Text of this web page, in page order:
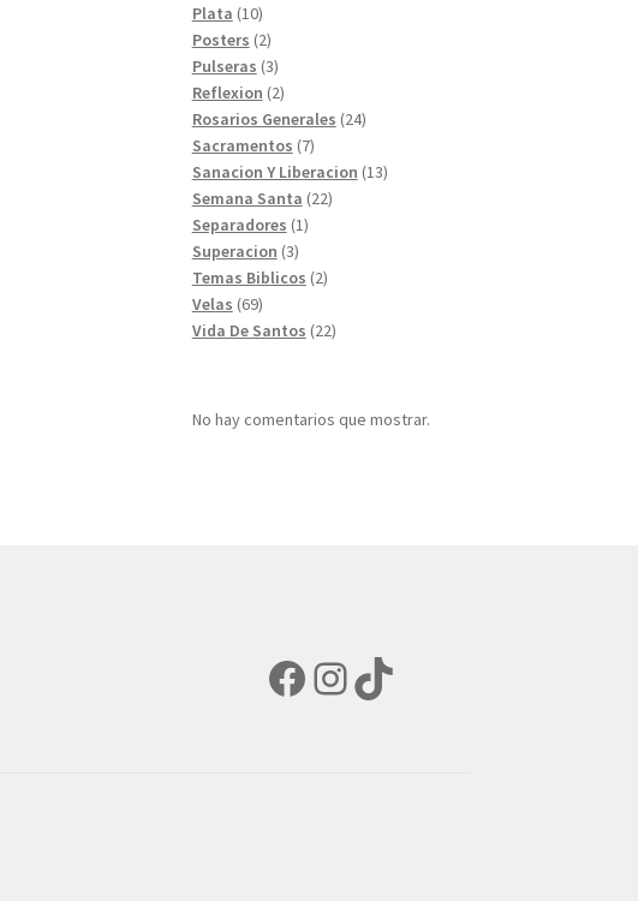
Plata 1010
productos
Posters 22
productos
Pulseras 33
productos
Reflexion 22
productos
Rosarios Generales 2424
Sacramentos 77
productos
Sanacion Y Liberacion 1313
Semana Santa 2222
Separadores 11
Superacion 33
productos
Temas Biblicos 22
Velas 6969
productos
Vida De Santos 2222
No hay comentarios que mostrar.
Facebook
Instagram
TikTok